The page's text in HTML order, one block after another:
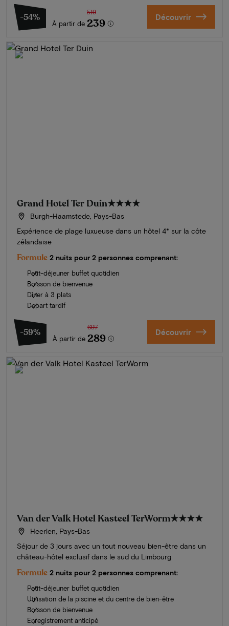
-54%
À partir de
519
239 Découvrir
Grand Hotel Ter Duin★★★★
Burgh-Haamstede, Pays-Bas
Expérience de plage luxueuse dans un hôtel 4* sur la côte
zélandaise
Formule 2 nuits pour 2 personnes comprenant:
Petit-déjeuner buffet quotidien
Boisson de bienvenue
Dîner à 3 plats
Depart tardif
-59%
À partir de
697
289 Découvrir
Van der Valk Hotel Kasteel TerWorm★★★★
Heerlen, Pays-Bas
Séjour de 3 jours avec un tout nouveau bien-être dans un
château-hôtel exclusif dans le sud du Limbourg
Formule 2 nuits pour 2 personnes comprenant:
Petit-déjeuner buffet quotidien
Utilisation de la piscine et du centre de bien-être
Boisson de bienvenue
Enregistrement anticipé